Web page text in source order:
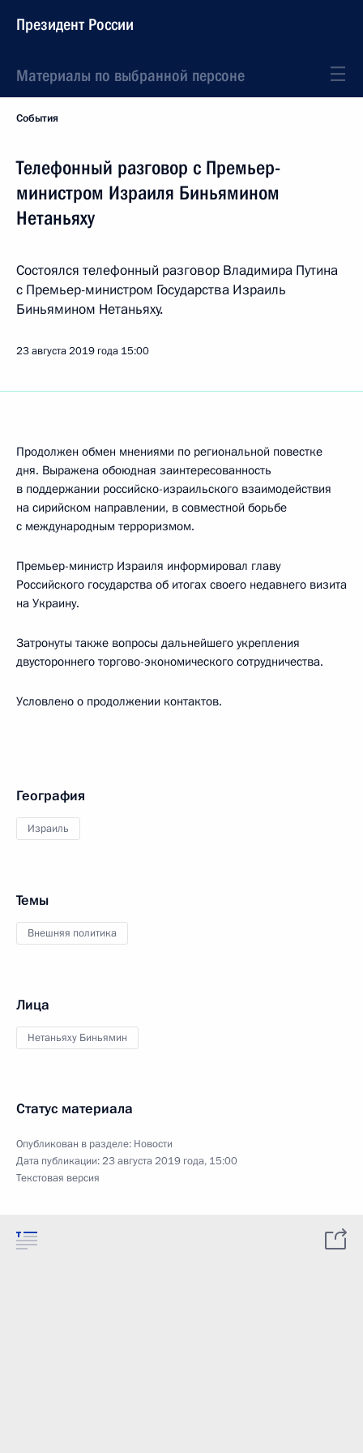
Президент России
Материалы по выбранной персоне
События
Телефонный разговор с Премьер-
министром Израиля Биньямином
Нетаньяху
Состоялся телефонный разговор Владимира Путина
с Премьер-министром Государства Израиль
Биньямином Нетаньяху.
23 августа 2019 года 15:00
Продолжен обмен мнениями по региональной повестке
дня. Выражена обоюдная заинтересованность
в поддержании российско-израильского взаимодействия
на сирийском направлении, в совместной борьбе
с международным терроризмом.
Премьер-министр Израиля информировал главу
Российского государства об итогах своего недавнего визита
на Украину.
Затронуты также вопросы дальнейшего укрепления
двустороннего торгово-экономического сотрудничества.
Условлено о продолжении контактов.
География
Израиль
Темы
Внешняя политика
Лица
Нетаньяху Биньямин
Статус материала
Опубликован в разделе: Новости
Дата публикации:23 августа 2019 года, 15:00
Текстовая версия